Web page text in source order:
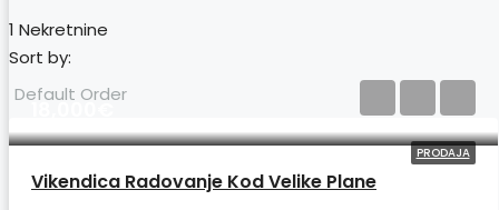
1 Nekretnine
Sort by:
Default Order
PRODAJA
18,000€
Vikendica Radovanje Kod Velike Plane